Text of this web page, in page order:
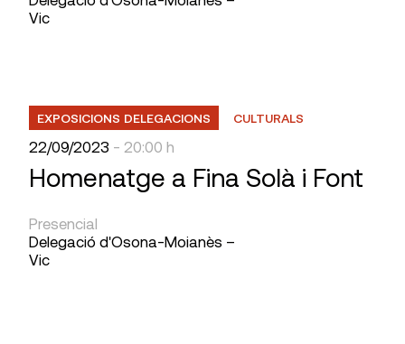
Vic
EXPOSICIONS DELEGACIONS CULTURALS
22/09/2023 - 20:00 h
Homenatge a Fina Solà i Font
Presencial
Delegació d'Osona-Moianès –
Vic